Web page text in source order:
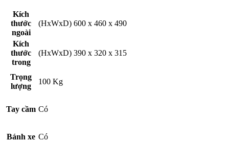
Kích
thước
ngoài
(HxWxD) 600 x 460 x 490
Kích
thước
trong
(HxWxD) 390 x 320 x 315
Trọng
lượng
100 Kg
Tay cầm Có
Bánh xe Có